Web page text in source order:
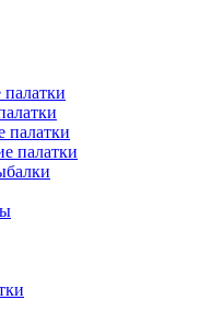
палатки
палатки
палатки